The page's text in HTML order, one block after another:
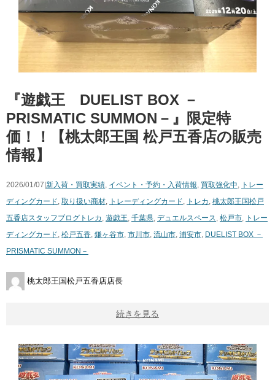
『遊戯王 DUELIST BOX －
PRISMATIC SUMMON－』限定特
価！！【桃太郎王国 松戸五香店の販売
情報】
2026/01/07| 新入荷・買取実績, イベント・予約・入荷情報, 買取強化中, トレー
ディングカード, 取り扱い商材, トレーディングカード, トレカ , 桃太郎王国松戸
五香店スタッフブログ トレカ , 遊戯王, 千葉県, デュエルスペース, 松戸市, トレー
ディングカード, 松戸五香, 鎌ヶ谷市, 市川市, 流山市, 浦安市, DUELIST BOX －
PRISMATIC SUMMON－
桃太郎王国松戸五香店店長
続きを見る